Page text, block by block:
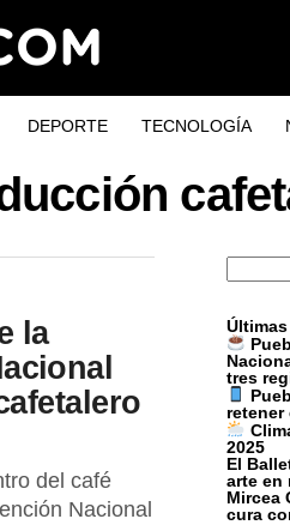
DEPORTE TECNOLOGÍA
la
del café
Nacional
Buscar
tres
2025
El
arte en
Mircea
cura